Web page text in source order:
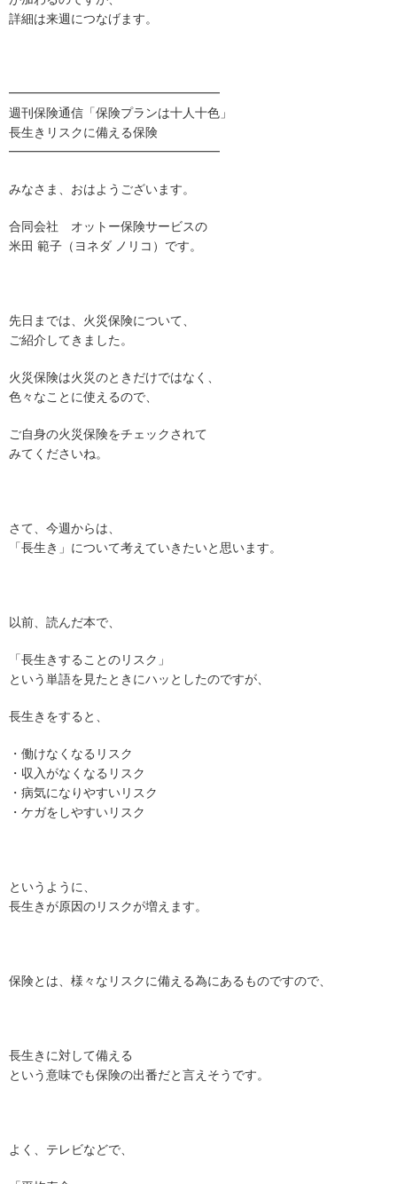
詳細は来週につなげます。
━━━━━━━━━━━━━━━━━
週刊保険通信「保険プランは十人十色」
長生きリスクに備える保険
━━━━━━━━━━━━━━━━━
みなさま、おはようございます。
合同会社 オットー保険サービスの
米田 範子（ヨネダ ノリコ）です。
先日までは、火災保険について、
ご紹介してきました。
火災保険は火災のときだけではなく、
色々なことに使えるので、
ご自身の火災保険をチェックされて
みてくださいね。
さて、今週からは、
「長生き」について考えていきたいと思います。
以前、読んだ本で、
「長生きすることのリスク」
という単語を見たときにハッとしたのですが、
長生きをすると、
・働けなくなるリスク
・収入がなくなるリスク
・病気になりやすいリスク
・ケガをしやすいリスク
というように、
長生きが原因のリスクが増えます。
保険とは、様々なリスクに備える為にあるものですので、
長生きに対して備える
という意味でも保険の出番だと言えそうです。
よく、テレビなどで、